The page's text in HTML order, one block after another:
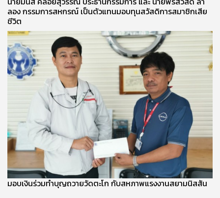
ลอง กรรมการสหกรณ์ เป็นตัวแทนมอบทุนสวัสดิการสมาชิกเสีย
ชีวิต
มอบเงินร่วมทำบุญถวายวัดตะโก กับสหภาพแรงงานสยามนิสสัน